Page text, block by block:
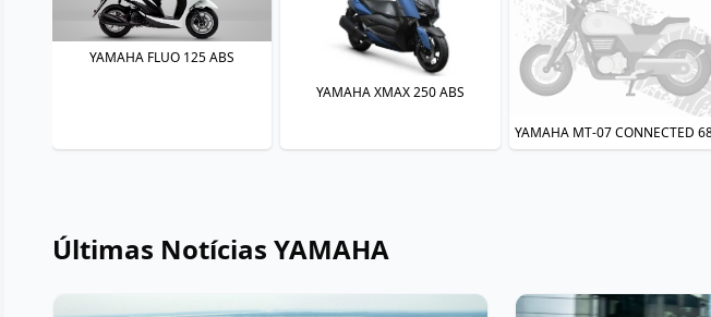
YAMAHA FLUO 125 ABS
YAMAHA XMAX 250 ABS
Últimas Notícias YAMAHA